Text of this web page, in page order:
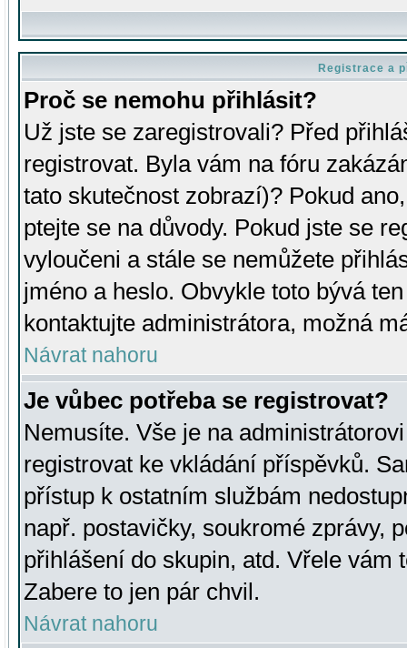
Registrace a
Proč se nemohu přihlásit?
Už jste se zaregistrovali? Před
registrovat. Byla vám na fóru
tato skutečnost zobrazí)? Pokud
ptejte se na důvody. Pokud jste se
vyloučeni a stále se nemůžete
jméno a heslo. Obvykle toto bývá
kontaktujte administrátora, možná
Návrat nahoru
Je vůbec potřeba se registrovat?
Nemusíte. Vše je na
registrovat ke vkládání příspěvků.
přístup k ostatním službám
např. postavičky, soukromé zprávy,
přihlášení do skupin, atd. Vřele vám
Zabere to jen pár chvil.
Návrat nahoru